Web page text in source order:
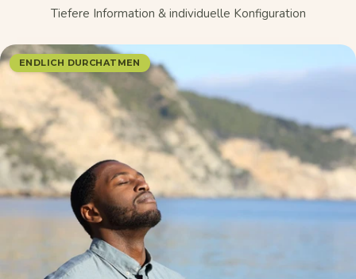
Tiefere Information & individuelle Konfiguration
ENDLICH DURCHATMEN